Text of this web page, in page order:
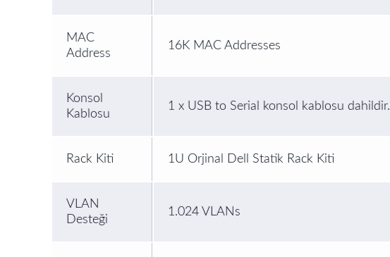
MAC
Address
16K MAC Addresses
Konsol
Kablosu
1 x USB to Serial konsol kablosu dahildir.
Rack Kiti 1U Orjinal Dell Statik Rack Kiti
VLAN
Desteği
1.024 VLANs